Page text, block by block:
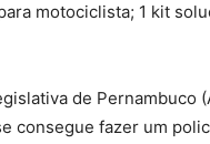
motociclista; 1 kit
de Pernambuco
consegue fazer um